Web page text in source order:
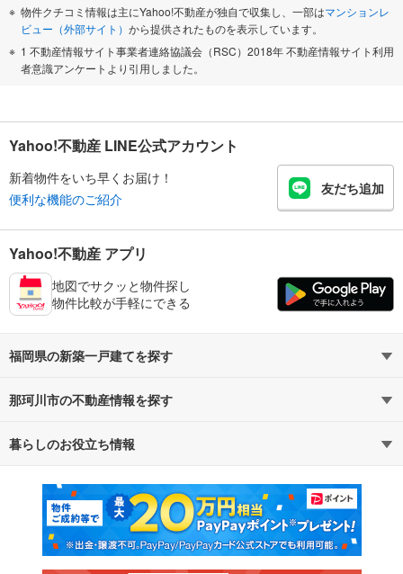
物件クチコミ情報は主にYahoo!不動産が独自で収集し、一部はマンションレ
ビュー（外部サイト） から提供されたものを表示しています。
1 不動産情報サイト事業者連絡協議会（RSC）2018年 不動産情報サイト利用
者意識アンケートより引用しました。
Yahoo!不動産 LINE公式アカウント
新着物件をいち早くお届け！
便利な機能のご紹介
友だち追加
Yahoo!不動産 アプリ
地図でサクッと物件探し
物件比較が手軽にできる
福岡県の新築一戸建てを探す
路線・駅から探す
通勤・通学時間から探す
那珂川市の不動産情報を探す
不動産・住宅
新築マンション 中古マンション
新築一戸建て 中古一戸建て
暮らしのお役立ち情報
マンションカタログ 教えて！住まいの先生